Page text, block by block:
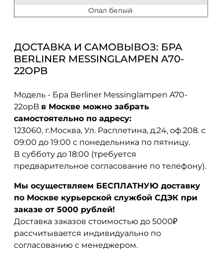
Опал белый
ДОСТАВКА И САМОВЫВОЗ: БРА
BERLINER MESSINGLAMPEN A70-
22OPB
Модель - Бра Berliner Messinglampen A70-
22opB в Москве можно забрать
самостоятельно по адресу:
123060, г.Москва, Ул. Расплетина, д.24, оф.208. с
09:00 до 19:00 с понедельника по пятницу.
В субботу до 18:00 (требуется
предварительное согласование по телефону).
Мы осуществляем БЕСПЛАТНУЮ доставку
по Москве курьерской службой СДЭК при
заказе от 5000 рублей!
Доставка заказов стоимостью до 5000₽
рассчитывается индивидуально по
согласованию с менеджером.